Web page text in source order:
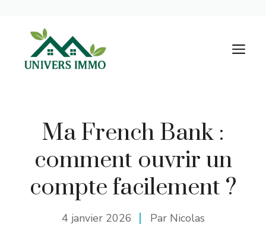
contenu
Ma French Bank :
comment ouvrir un
compte facilement ?
4 janvier 2026 Par Nicolas